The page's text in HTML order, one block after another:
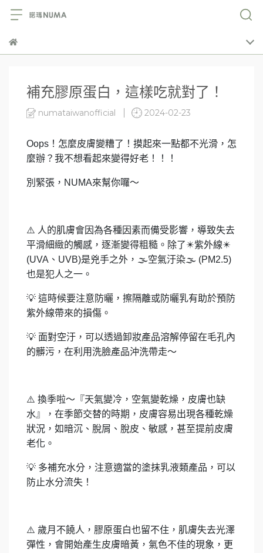
補充膠原蛋白，這樣吃就對了！
numataiwanofficial 2024-02-23
Oops ！怎麼皮膚變糟了！摸起來一點都不光滑，怎
麼辦？我不想看起來變得好老！！！
別緊張，NUMA來幫你囉～
⚠️ 人的肌膚會因為各種因素而備受影響，導致失去
平滑細緻的觸感，逐漸變得粗糙。除了✴️紫外線✴️
(UVA 、UVB)是兇手之外， 🌫️空氣汙染🌫️ (PM2.5)
也是犯人之一。
💡 這時候要注意防曬，擦隔離或防曬乳有助於預防
紫外線帶來的損傷。
💡 面對空汙，可以透過卸妝產品溶解停留在毛孔內
的髒污，在利用洗臉產品沖洗帶走～
⚠️ 換季啦～『天氣變冷，空氣變乾燥，皮膚也缺
水』，在季節交替的時期，皮膚容易出現各種乾燥
狀況，如暗沉、脫屑、脫皮、敏感，甚至提前皮膚
老化。
💡 多補充水分，注意適當的塗抹乳液類產品，可以
防止水分流失！
⚠️ 歲月不饒人，膠原蛋白也留不住，肌膚失去光澤
彈性，會開始產生皮膚暗黃，氣色不佳的現象，更